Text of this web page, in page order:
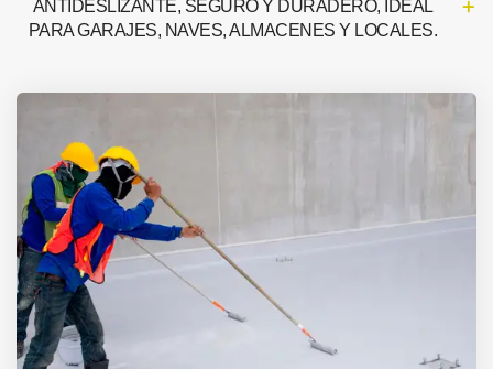
ANTIDESLIZANTE, SEGURO Y DURADERO, IDEAL
PARA GARAJES, NAVES, ALMACENES Y LOCALES.